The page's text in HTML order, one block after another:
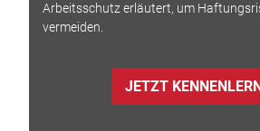
Arbeitsschutz erläutert, um
vermeiden.
JETZT